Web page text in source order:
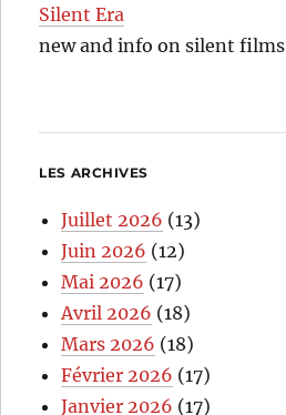
Silent Era
new and info on silent films
LES ARCHIVES
Juillet 2026 (13)
Juin 2026 (12)
Mai 2026 (17)
Avril 2026 (18)
Mars 2026 (18)
Février 2026 (17)
Janvier 2026 (17)